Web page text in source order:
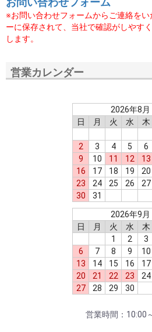
※お問い合わせフォームからご連絡を
ーに保存されて、当社で確認がしやす
します。
営業カレンダー
2026年8月
日
月 火 水 木
2
3 4 5 6
9
10 11 12 13
16
17 18 19 20
23
24 25 26 27
30
31
2026年9月
日
月 火 水 木
1
2 3
6
7 8 9 10
13
14 15 16 17
20
21 22 23 24
27
28 29
30
営業時間：10:00